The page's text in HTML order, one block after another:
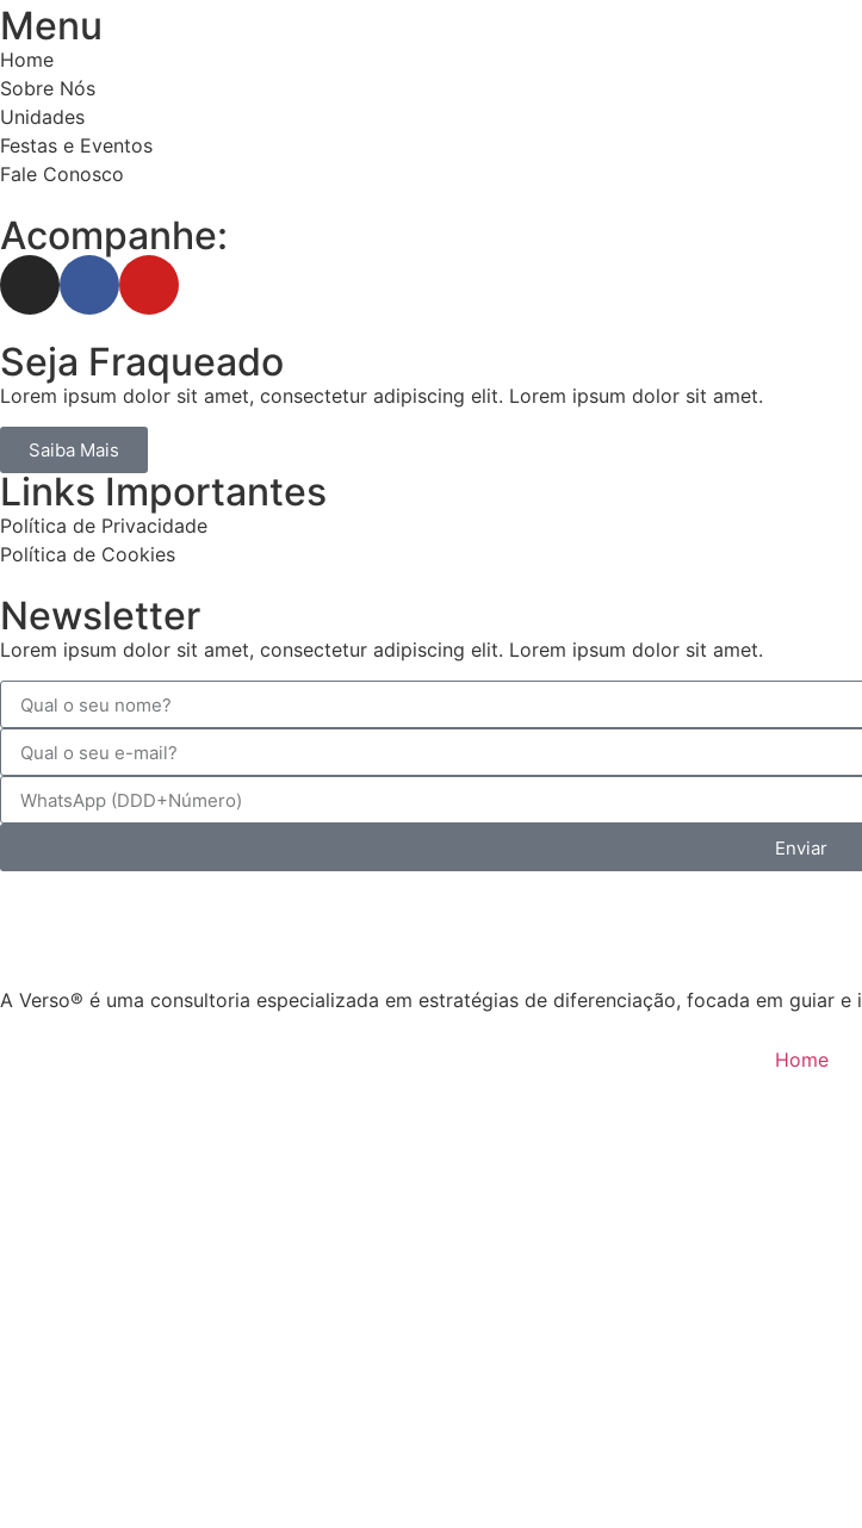
Menu
Home
Sobre Nós
Unidades
Festas e Eventos
Fale Conosco
Acompanhe:
Seja Fraqueado
Lorem ipsum dolor sit amet, consectetur adipiscing elit. Lorem ipsum dolor sit amet.
Saiba Mais
Links Importantes
Política de Privacidade
Política de Cookies
Newsletter
Lorem ipsum dolor sit amet, consectetur adipiscing elit. Lorem ipsum dolor sit amet.
Enviar
A Verso® é uma consultoria especializada em estratégias de diferenciação, focada em guiar e
Home